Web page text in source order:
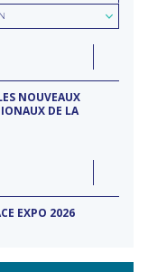
NOUVEAUX
DE LA
EXPO 2026